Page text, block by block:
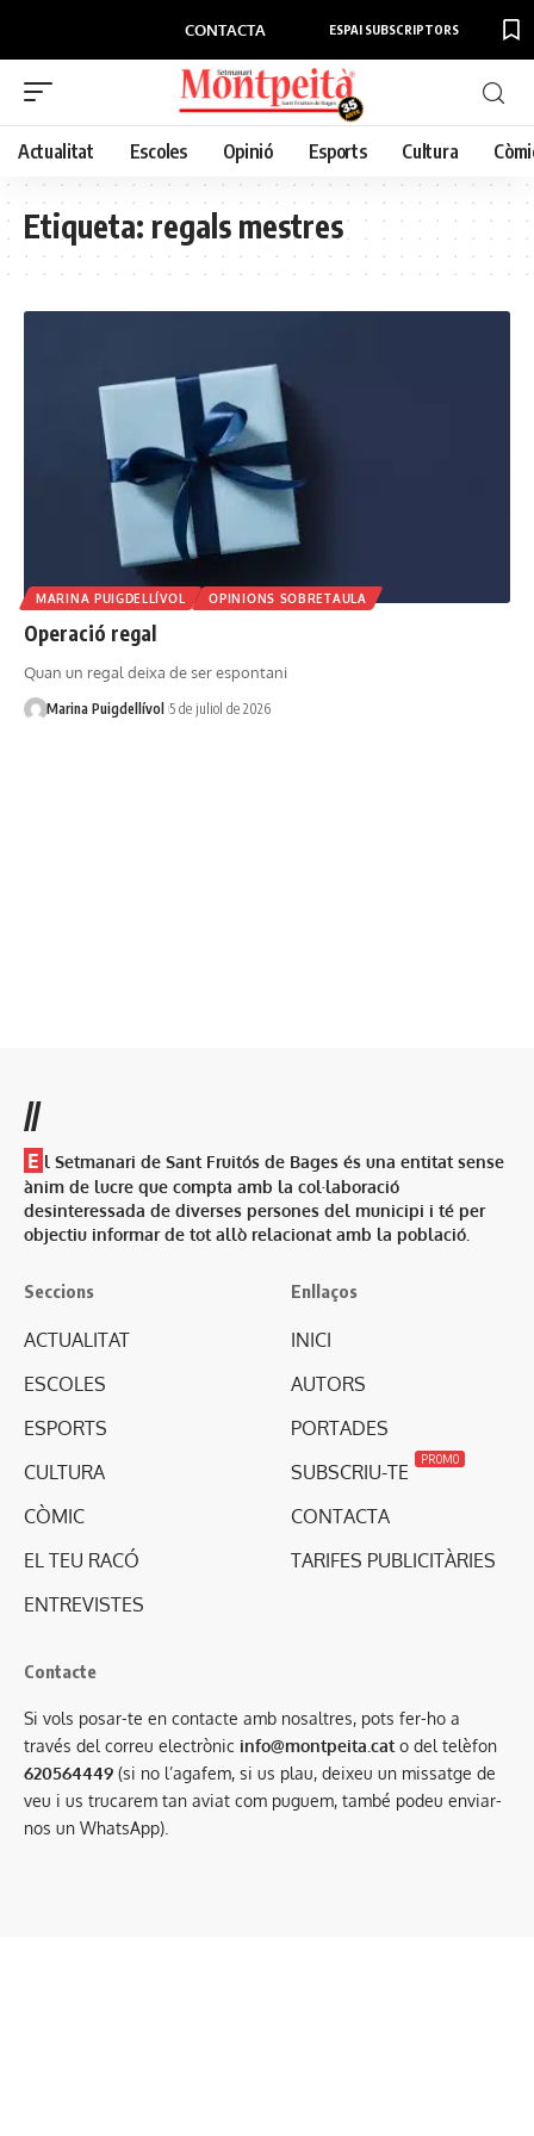
CONTACTA ESPAI SUBSCRIPTORS
Actualitat Escoles Opinió Esports Cultura
Etiqueta:regals mestres
MARINA PUIGDELLÍVOL OPINIONS SOBRETAULA
Operació regal
Quan un regal deixa de ser espontani
Marina Puigdellívol 5 de juliol de 2026
//
E l Setmanari de Sant Fruitós de Bages és una entitat sense
ànim de lucre que compta amb la col·laboració
desinteressada de diverses persones del municipi i té per
objectiu informar de tot allò relacionat amb la població.
Seccions
ACTUALITAT
ESCOLES
ESPORTS
CULTURA
CÒMIC
EL TEU RACÓ
ENTREVISTES
Enllaços
INICI
AUTORS
PORTADES
SUBSCRIU-TE
PROMO
CONTACTA
TARIFES PUBLICITÀRIES
Contacte
Si vols posar-te en contacte amb nosaltres, pots fer-ho a
través del correu electrònic info@montpeita.cat o del telèfon
620564449 (si no l’agafem, si us plau, deixeu un missatge de
veu i us trucarem tan aviat com puguem, també podeu enviar-
nos un WhatsApp).